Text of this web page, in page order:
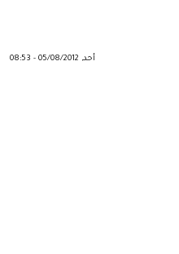
أحد, 05/08/2012 - 08:53